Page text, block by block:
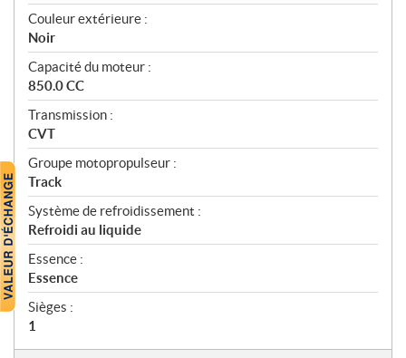
Couleur extérieure :
Noir
Capacité du moteur :
850.0 CC
Transmission :
CVT
Groupe motopropulseur :
Track
Système de refroidissement :
Refroidi au liquide
Essence :
Essence
Sièges :
1